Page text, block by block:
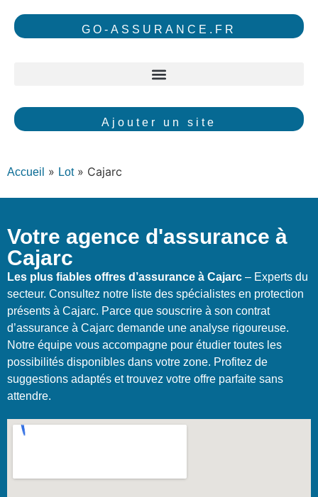
GO-ASSURANCE.FR
Ajouter un site
Accueil » Lot» Cajarc
Votre agence d'assurance à
Cajarc
Les plus fiables offres d’assurance à Cajarc – Experts du
secteur. Consultez notre liste des spécialistes en protection
présents à Cajarc. Parce que souscrire à son contrat
d’assurance à Cajarc demande une analyse rigoureuse.
Notre équipe vous accompagne pour étudier toutes les
possibilités disponibles dans votre zone. Profitez de
suggestions adaptés et trouvez votre offre parfaite sans
attendre.